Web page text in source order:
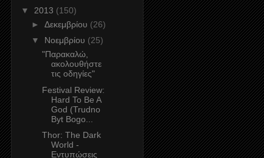
▼
2013 (150)
► Δεκεμβρίου (26)
▼
Νοεμβρίου (25)
"Παρακαλώ,
ακολουθήστε
τις οδηγίες"
Festival Review:
Hard To Be A
God (Trudno
Byt Bogo...
Thor: The Dark
World -
Εντυπώσεις